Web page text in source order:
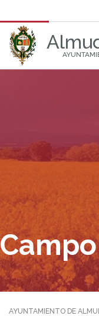
AYUNTAMIENTO DE